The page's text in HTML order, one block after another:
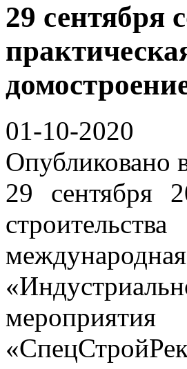
29 сентября
01-10-2020
Опубликовано
29 сентября